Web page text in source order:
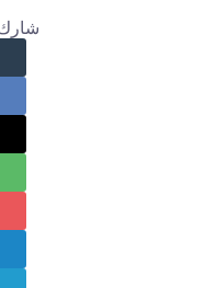
شارك